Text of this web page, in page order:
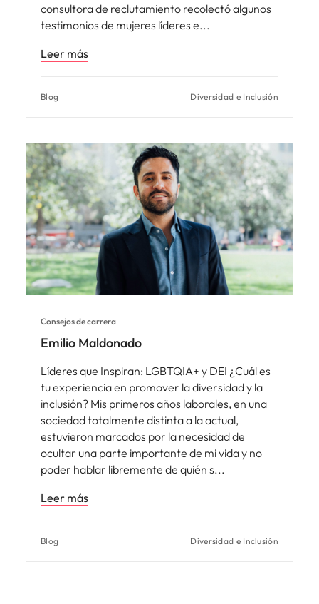
consultora de reclutamiento recolectó algunos
testimonios de mujeres líderes e
Leer más
Blog Diversidad e Inclusión
Consejos de carrera
Emilio Maldonado
Líderes que Inspiran: LGBTQIA+ y DEI ¿Cuál es
tu experiencia en promover la diversidad y la
inclusión? Mis primeros años laborales, en una
sociedad totalmente distinta a la actual,
estuvieron marcados por la necesidad de
ocultar una parte importante de mi vida y no
poder hablar libremente de quién s
Leer más
Blog Diversidad e Inclusión